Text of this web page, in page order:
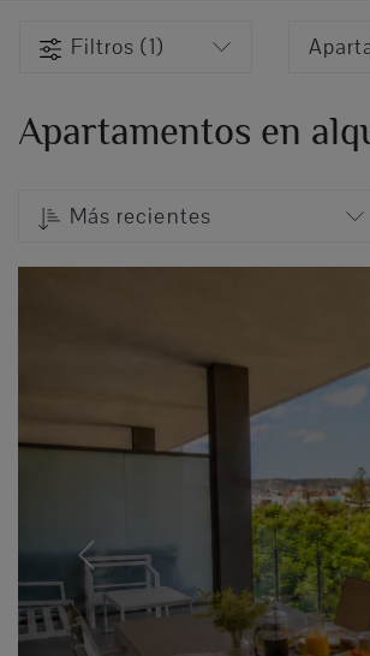
Filtros (1)
Apartamentos en
Más recientes
Previous